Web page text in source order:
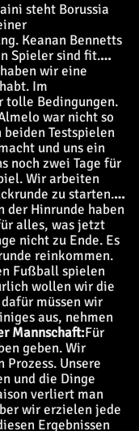
steht Borussia
Keanan Bennetts
Spieler sind fit.…
wir eine
Im
tolle Bedingungen.
war nicht so
Testspielen
und uns ein
noch zwei Tage für
Wir arbeiten
zu starten.…
der Hinrunde haben
alles, was jetzt
nicht zu Ende. Es
reinkommen.
Fußball spielen
wollen wir die
müssen wir
aus, nehmen
Mannschaft:Für
geben. Wir
Unsere
und die Dinge
verliert man
wir erzielen jede
Ergebnissen